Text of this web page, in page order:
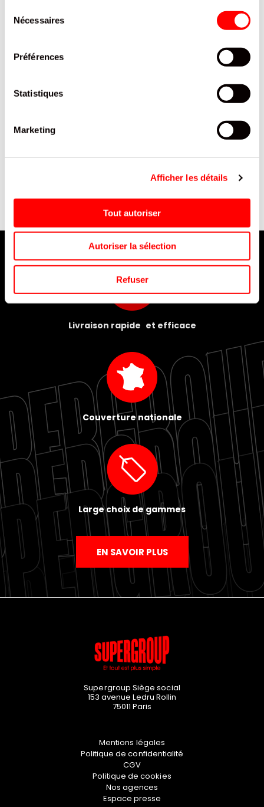
Nécessaires
Préférences
Statistiques
Marketing
Afficher les détails
Tout autoriser
Autoriser la sélection
Refuser
OEUFS CHOCOLAT
Livraison rapide et efficace
Couverture nationale
Large choix de gammes
EN SAVOIR PLUS
Supergroup Siège social
153 avenue Ledru Rollin
75011 Paris
Mentions légales
Politique de confidentialité
CGV
Politique de cookies
Nos agences
Espace presse